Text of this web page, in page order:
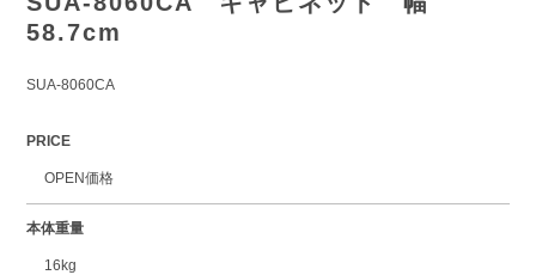
58.7cm
SUA-8060CA
PRICE
OPEN価格
本体重量
16kg